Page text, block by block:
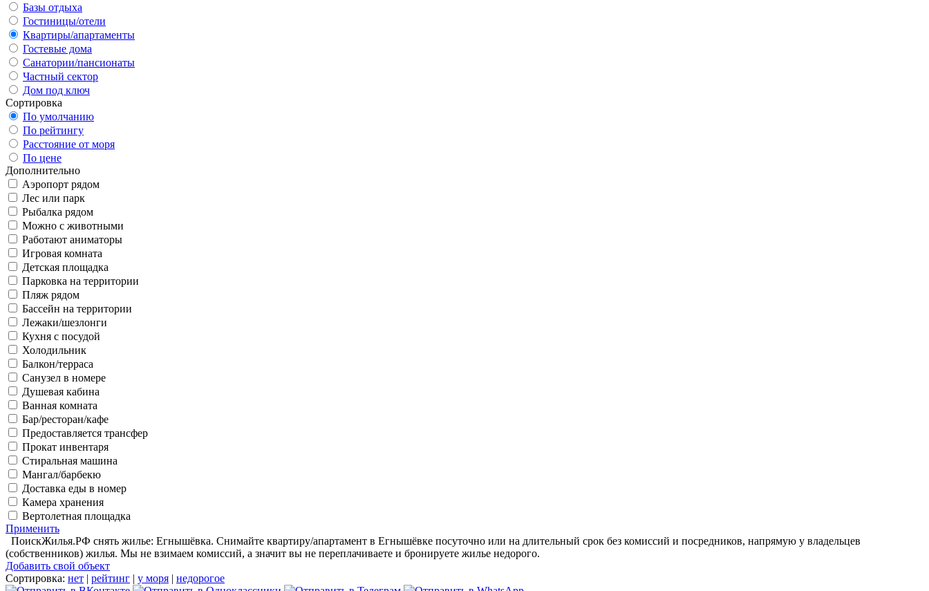
Базы отдыха
Гостиницы/отели
Квартиры/апартаменты
Гостевые дома
Санатории/пансионаты
Частный сектор
Дом под ключ
Сортировка
По умолчанию
По рейтингу
Расстояние от моря
По цене
Дополнительно
Аэропорт рядом
Лес или парк
Рыбалка рядом
Можно с животными
Работают аниматоры
Игровая комната
Детская площадка
Парковка на территории
Пляж рядом
Бассейн на территории
Лежаки/шезлонги
Кухня с посудой
Холодильник
Балкон/терраса
Санузел в номере
Душевая кабина
Ванная комната
Бар/ресторан/кафе
Предоставляется трансфер
Прокат инвентаря
Стиральная машина
Мангал/барбекю
Доставка еды в номер
Камера хранения
Вертолетная площадка
Применить
ПоискЖилья.РФ снять жилье: Егнышёвка. Снимайте квартиру/апартамент в Егнышёвке посуточно или на длительный срок без комиссий и посредников, напрямую у владельцев
(собственников) жилья. Мы не взимаем комиссий, а значит вы не переплачиваете и бронируете жилье недорого.
Добавить свой объект
Сортировка: нет | рейтинг | у моря | недорогое